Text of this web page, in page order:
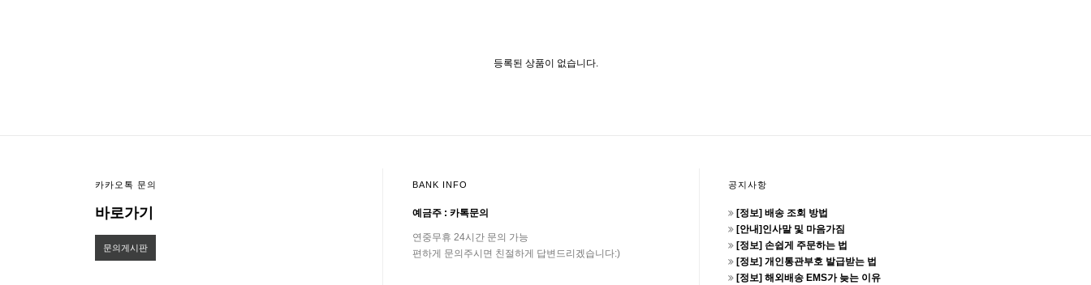
등록된 상품이 없습니다.
카카오톡 문의
바로가기
문의게시판
BANK INFO
예금주 : 카톡문의
연중무휴 24시간 문의 가능
편하게 문의주시면 친절하게 답변드리겠습니다:)
공지사항
[정보] 배송 조회 방법
[안내]인사말 및 마음가짐
[정보] 손쉽게 주문하는 법
[정보] 개인통관부호 발급받는 법
[정보] 해외배송 EMS가 늦는 이유